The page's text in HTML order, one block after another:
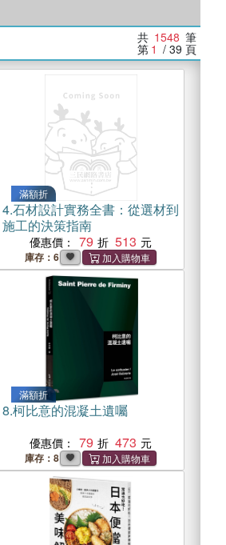
共 1548 筆
第 1 / 39 頁
滿額折
4.石材設計實務全書：從選材到
施工的決策指南
優惠價： 79 513
庫存：6
滿額折
8.柯比意的混凝土遺囑
優惠價： 79 473
庫存：8